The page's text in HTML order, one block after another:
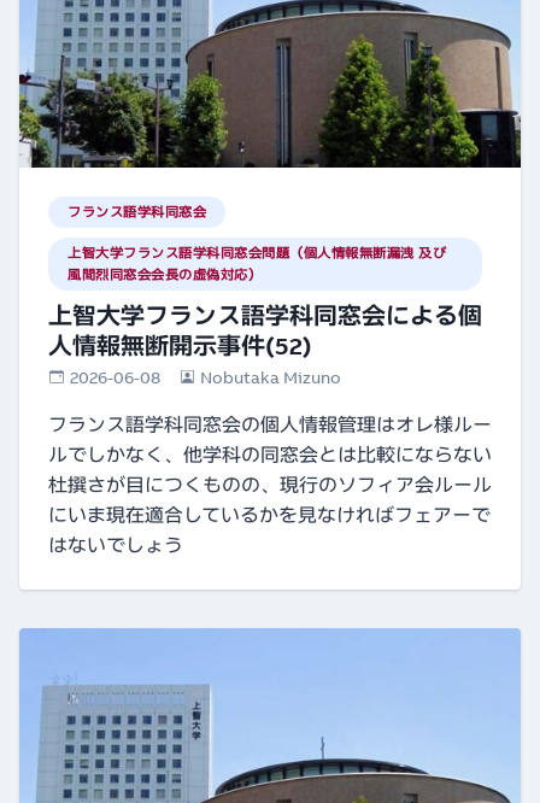
フランス語学科同窓会
上智大学フランス語学科同窓会問題（個人情報無断漏洩 及び
風間烈同窓会会長の虚偽対応）
上智大学フランス語学科同窓会による個
人情報無断開示事件(52)
2026-06-08 Nobutaka Mizuno
フランス語学科同窓会の個人情報管理はオレ様ルー
ルでしかなく、他学科の同窓会とは比較にならない
杜撰さが目につくものの、現行のソフィア会ルール
にいま現在適合しているかを見なければフェアーで
はないでしょう